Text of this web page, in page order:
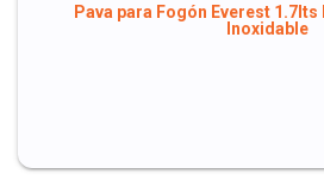
Pava para Fogón Everest
Inoxidable